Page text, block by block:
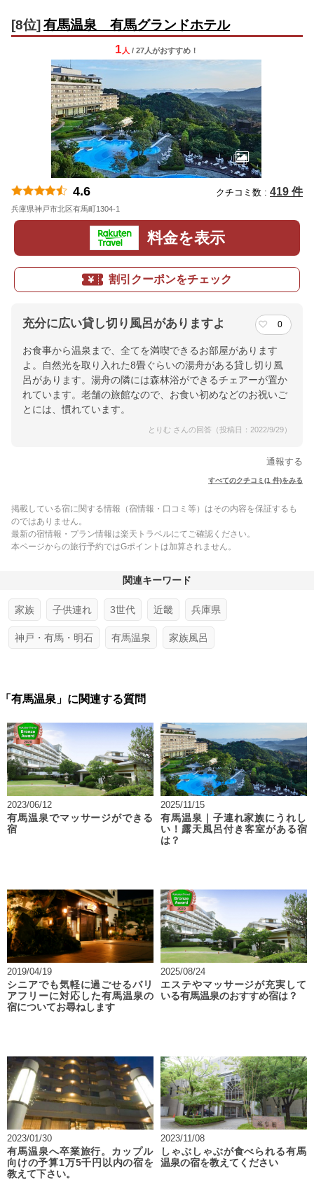
[8位] 有馬温泉 有馬グランドホテル
1 人 / 27人がおすすめ！
4.6 クチコミ数 : 419 件
兵庫県神戸市北区有馬町1304-1
料金を表示
割引クーポンをチェック
充分に広い貸し切り風呂がありますよ 0
お食事から温泉まで、全てを満喫できるお部屋があります
よ。自然光を取り入れた8畳ぐらいの湯舟がある貸し切り風
呂があります。湯舟の隣には森林浴ができるチェアーが置か
れています。老舗の旅館なので、お食い初めなどのお祝いご
とには、慣れています。
とりむ さんの回答（投稿日：2022/9/29）
通報する
すべてのクチコミ(1 件)をみる
掲載している宿に関する情報（宿情報・口コミ等）はその内容を保証するも
のではありません。
最新の宿情報・プラン情報は楽天トラベルにてご確認ください。
本ページからの旅行予約ではGポイントは加算されません。
関連キーワード
家族 子供連れ 3世代 近畿 兵庫県
神戸・有馬・明石 有馬温泉 家族風呂
「有馬温泉」に関連する質問
2023/06/12
有馬温泉でマッサージができる
宿
2025/11/15
有馬温泉｜子連れ家族にうれし
い！露天風呂付き客室がある宿
は？
2019/04/19
シニアでも気軽に過ごせるバリ
アフリーに対応した有馬温泉の
宿についてお尋ねします
2025/08/24
エステやマッサージが充実して
いる有馬温泉のおすすめ宿は？
2023/01/30
有馬温泉へ卒業旅行。カップル
向けの予算1万5千円以内の宿を
教えて下さい。
2023/11/08
しゃぶしゃぶが食べられる有馬
温泉の宿を教えてください